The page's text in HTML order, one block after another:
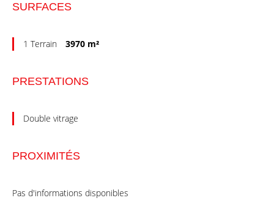
SURFACES
1 Terrain 3970 m²
PRESTATIONS
Double vitrage
PROXIMITÉS
Pas d'informations disponibles